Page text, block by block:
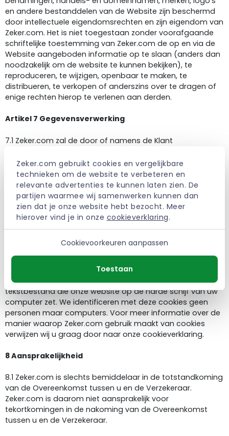
Zeker.com gebruikt cookies en vergelijkbare
technieken om de website te verbeteren en
relevante advertenties te kunnen laten zien. De
partijen waarmee wij samenwerken kunnen dan
zien dat je onze website hebt bezocht. Meer
hierover vind je in onze cookieverklaring.
Cookievoorkeuren aanpassen
Toestaan
en andere bestanddelen van de Website zijn beschermd
door intellectuele eigendomsrechten en zijn eigendom van
Zeker.com. Het is niet toegestaan zonder voorafgaande
schriftelijke toestemming van Zeker.com de op en via de
Website aangeboden informatie op te slaan (anders dan
noodzakelijk om de website te kunnen bekijken), te
reproduceren, te wijzigen, openbaar te maken, te
distribueren, te verkopen of anderszins over te dragen of
enige rechten hierop te verlenen aan derden.
Artikel 7 Gegevensverwerking
7.1 Zeker.com zal de door of namens de Klant
conform het gestelde in de Algemene Verordening
Gegevensbescherming (AVG). Voor meer informatie over
gegevensverwerking binnen Zeker.com verwijzen wij u
graag door naar onze privacy verklaring.
7.2 Zeker.com verwerkt uitsluitend de persoonsgegevens
die voor de uitvoering van de Bemiddelingsovereenkomst
7.3 Zeker.com maakt ook gebruik van cookies. Middels
deze cookies zijn wij in staat uw computer te herkennen
wanneer u ons opnieuw bezoekt. Een cookie is een klein
tekstbestand die onze website op de harde schijf van uw
computer zet. We identificeren met deze cookies geen
personen maar computers. Voor meer informatie over de
manier waarop Zeker.com gebruik maakt van cookies
verwijzen wij u graag door naar onze cookieverklaring.
8 Aansprakelijkheid
8.1 Zeker.com is slechts bemiddelaar in de totstandkoming
van de Overeenkomst tussen u en de Verzekeraar.
Zeker.com is daarom niet aansprakelijk voor
tekortkomingen in de nakoming van de Overeenkomst
tussen u en de Verzekeraar.